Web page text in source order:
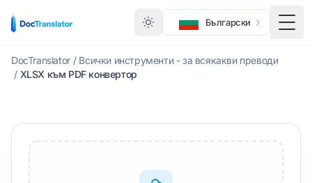
Български
DocTranslator / Всички инструменти - за всякакви преводи
/ XLSX към PDF конвертор